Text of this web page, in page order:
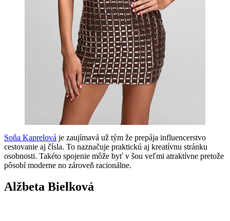
Soňa Kaprelová je zaujímavá už tým že prepája influencerstvo
cestovanie aj čísla. To naznačuje praktickú aj kreatívnu stránku
osobnosti. Takéto spojenie môže byť v šou veľmi atraktívne pretože
pôsobí moderne no zároveň racionálne.
Alžbeta Bielková